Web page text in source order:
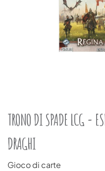
TRONO DI SPADE LCG -
DRAGHI
Gioco di carte